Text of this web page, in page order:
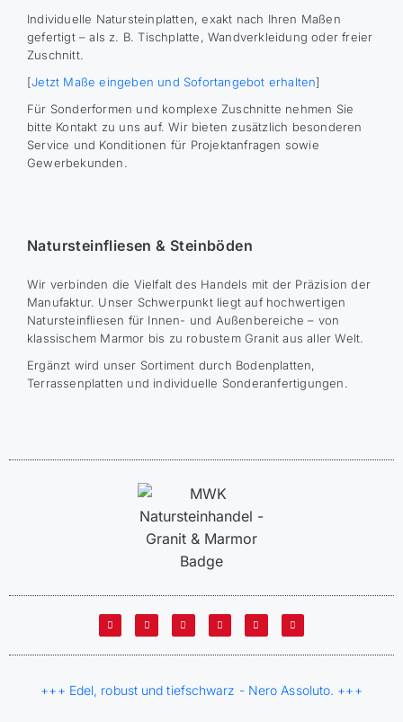
Individuelle Natursteinplatten, exakt nach Ihren Maßen
gefertigt – als z. B. Tischplatte, Wandverkleidung oder freier
Zuschnitt.
[Jetzt Maße eingeben und Sofortangebot erhalten]
Für Sonderformen und komplexe Zuschnitte nehmen Sie
bitte Kontakt zu uns auf. Wir bieten zusätzlich besonderen
Service und Konditionen für Projektanfragen sowie
Gewerbekunden.
Natursteinfliesen & Steinböden
Wir verbinden die Vielfalt des Handels mit der Präzision der
Manufaktur. Unser Schwerpunkt liegt auf hochwertigen
Natursteinfliesen für Innen- und Außenbereiche – von
klassischem Marmor bis zu robustem Granit aus aller Welt.
Ergänzt wird unser Sortiment durch Bodenplatten,
Terrassenplatten und individuelle Sonderanfertigungen.
+++ Edel, robust und tiefschwarz - Nero Assoluto. +++